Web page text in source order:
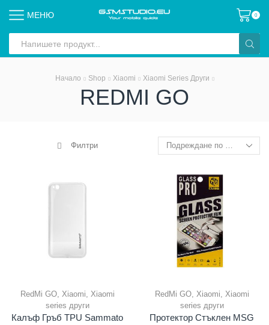
МЕНЮ 0
input
Начало Shop Xiaomi Xiaomi Series Други
REDMI GO
Филтри
RedMi GO, Xiaomi, Xiaomi
series други
Калъф Гръб TPU Sammato
RedMi GO, Xiaomi, Xiaomi
series други
Протектор Стъклен MSG